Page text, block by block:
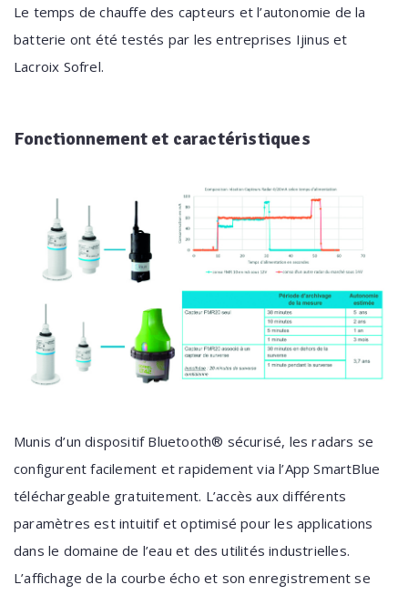
Le temps de chauffe des capteurs et l’autonomie de la
batterie ont été testés par les entreprises Ijinus et
Lacroix Sofrel.
Fonctionnement et caractéristiques
Munis d’un dispositif Bluetooth® sécurisé, les radars se
configurent facilement et rapidement via l’App SmartBlue
téléchargeable gratuitement. L’accès aux différents
paramètres est intuitif et optimisé pour les applications
dans le domaine de l’eau et des utilités industrielles.
L’affichage de la courbe écho et son enregistrement se